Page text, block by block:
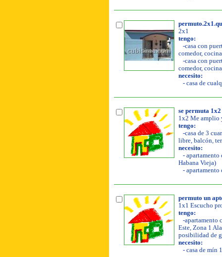
2x1
tengo:
-casa con
comedor,
-casa con
comedor,
necesito:
- casa de
se permuta 1x2
1x2 Me amplio
tengo:
-casa de 3
libre, balcón,
necesito:
- apartamento
Habana Vieja)
- apartamento
permuto un
1x1 Escucho
tengo:
-apartamento
Este, Zona 1
posibilidad de
necesito:
- casa de mín